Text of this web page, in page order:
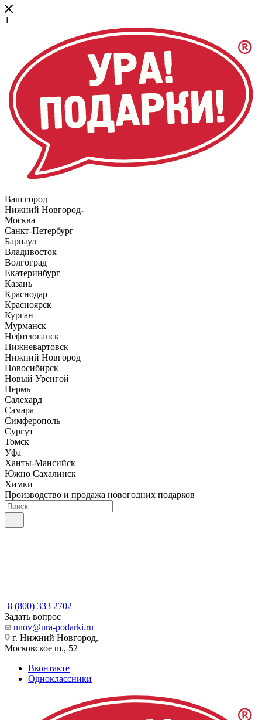
1
Ваш город
Нижний Новгород
Москва
Санкт-Петербург
Барнаул
Владивосток
Волгоград
Екатеринбург
Казань
Краснодар
Красноярск
Курган
Мурманск
Нефтеюганск
Нижневартовск
Нижний Новгород
Новосибирск
Новый Уренгой
Пермь
Салехард
Самара
Симферополь
Сургут
Томск
Уфа
Ханты-Мансийск
Южно Сахалинск
Химки
Производство и продажа новогодних подарков
8 (800) 333 2702
Задать вопрос
nnov@ura-podarki.ru
г. Нижний Новгород,
Московское ш., 52
Вконтакте
Одноклассники